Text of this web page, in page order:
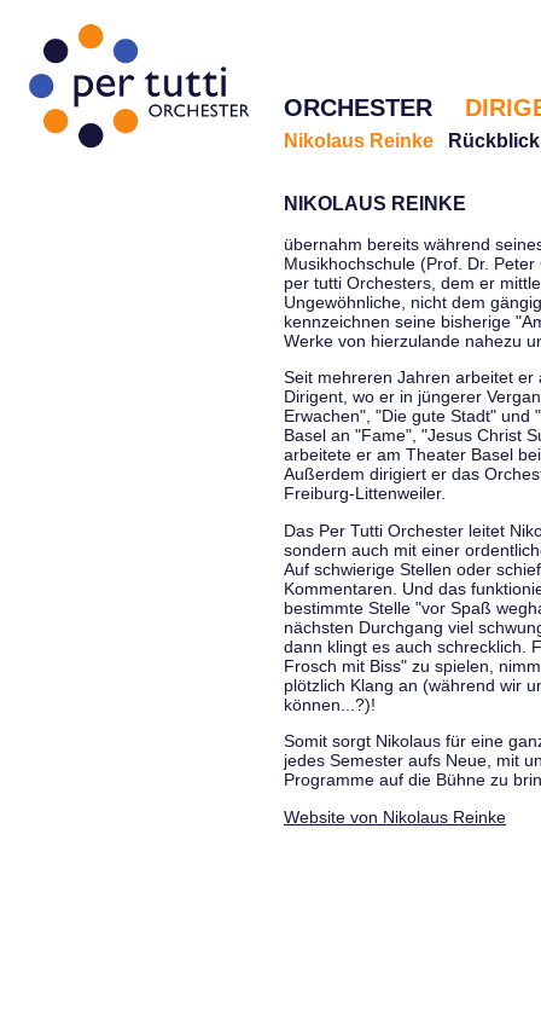
ORCHESTER
Nikolaus Reinke Rückblick
NIKOLAUS REINKE
übernahm bereits während
Musikhochschule (Prof. Dr.
per tutti Orchesters, dem er
Ungewöhnliche, nicht dem
kennzeichnen seine bisherige
Werke von hierzulande nahezu
Seit mehreren Jahren arbeitet
Dirigent, wo er in jüngerer
Erwachen", "Die gute Stadt" und
Basel an "Fame", "Jesus Christ
arbeitete er am Theater Basel
Außerdem dirigiert er das
Freiburg-Littenweiler.
Das Per Tutti Orchester leitet
sondern auch mit einer
Auf schwierige Stellen oder
Kommentaren. Und das
bestimmte Stelle "vor Spaß
nächsten Durchgang viel
dann klingt es auch schrecklich.
Frosch mit Biss" zu spielen,
plötzlich Klang an (während wir
können...?)!
Somit sorgt Nikolaus für eine
jedes Semester aufs Neue, mit
Programme auf die Bühne zu
Website von Nikolaus Reinke